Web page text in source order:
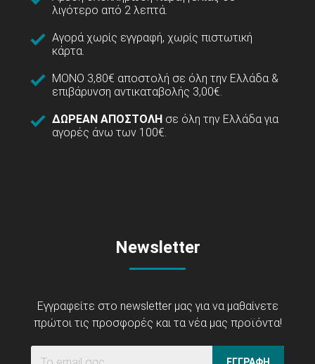
λιγότερο από 2 λεπτά.
Αγορά χωρίς εγγραφή, χωρίς πιστωτική
κάρτα.
ΜΟΝΟ 3,80€ αποστολή σε όλη την Ελλάδα &
επιβάρυνση αντικαταβολής 3,00€.
ΔΩΡΕΑΝ ΑΠΟΣΤΟΛΗ σε όλη την Ελλάδα για
αγορές άνω των 100€.
Newsletter
Εγγραφείτε στο newsletter μας για να μαθαίνετε
πρώτοι τις προσφορές και τα νέα μας προϊόντα!